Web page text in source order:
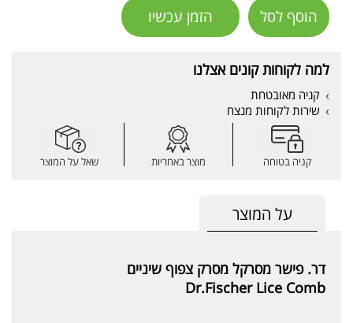
הוסף לסל הזמן עכשיו
למה לקוחות קונים אצלנו
קניה מאובטחת
שירות לקוחות מנצח
קניה בטוחה מוצר באחריות שאל על המוצר
על המוצר
דר. פישר מסרקל מסרק צפוף שיניים
Dr.Fischer Lice Comb